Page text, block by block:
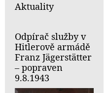
Aktuality
Odpírač služby v
Hitlerově armádě
Franz Jägerstätter
– popraven
9.8.1943